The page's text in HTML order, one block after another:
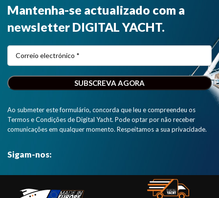
Mantenha-se actualizado com a
newsletter DIGITAL YACHT.
Ao submeter este formulário, concorda que leu e compreendeu os
Termos e Condições de Digital Yacht. Pode optar por não receber
comunicações em qualquer momento. Respeitamos a sua privacidade.
Sigam-nos: